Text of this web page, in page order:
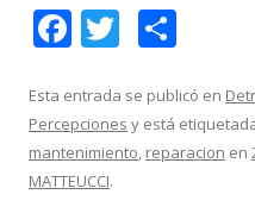
F
e
b
o
T
itt
er
m
p
Esta entrada se publicó en
Percepciones y está
mantenimiento, reparacion en
MATTEUCCI.